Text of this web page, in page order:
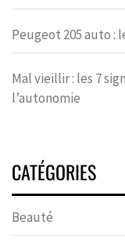
Peugeot 205 auto :
Mal vieillir : les 7
l’autonomie
CATÉGORIES
Beauté